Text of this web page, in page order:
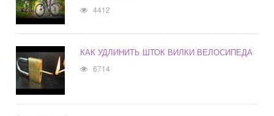
4412
КАК УДЛИНИТЬ ШТОК ВИЛКИ ВЕЛОСИПЕДА
6714